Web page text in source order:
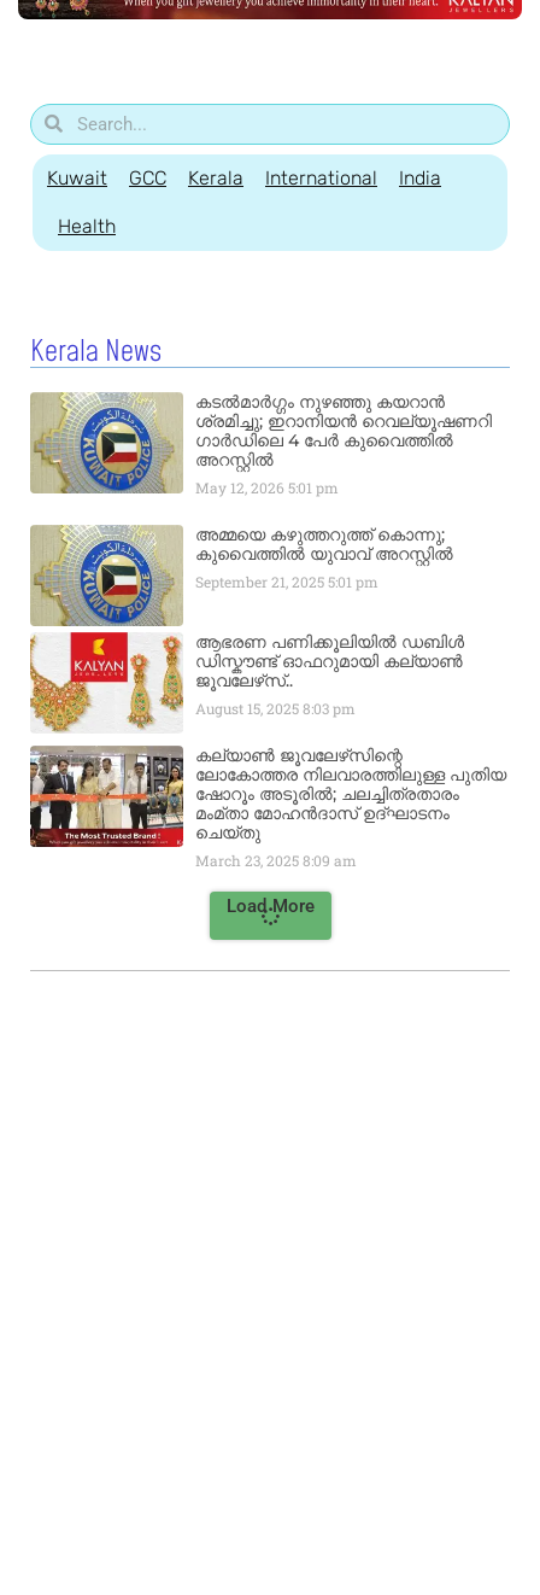
Kuwait GCC Kerala International India
Health
Kerala News
കടൽമാർഗ്ഗം നുഴഞ്ഞു കയറാൻ
ശ്രമിച്ചു; ഇറാനിയൻ റെവല്യൂഷണറി
ഗാർഡിലെ 4 പേർ കുവൈത്തിൽ
അറസ്റ്റിൽ
May 12, 20265:01 pm
അമ്മയെ കഴുത്തറുത്ത് കൊന്നു;
കുവൈത്തിൽ യുവാവ് അറസ്റ്റിൽ
September 21, 20255:01 pm
ആഭരണ പണിക്കൂലിയിൽ ഡബിൾ
ഡിസ്കൗണ്ട് ഓഫറുമായി കല്യാൺ
ജൂവലേഴ്‌സ്..
August 15, 20258:03 pm
കല്യാൺ ജൂവലേഴ്‌സിന്റെ
ലോകോത്തര നിലവാരത്തിലുള്ള പുതിയ
ഷോറൂം അടൂരിൽ; ചലച്ചിത്രതാരം
മംമ്താ മോഹൻദാസ് ഉദ്ഘാടനം
ചെയ്‌തു
March 23, 20258:09 am
Load More